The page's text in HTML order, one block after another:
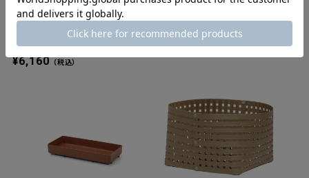
チャップ トレイ / ダークグレー
RE
¥6,160 （税込）
チャップ トレイ / シーブルーRE
¥6,160（税込）